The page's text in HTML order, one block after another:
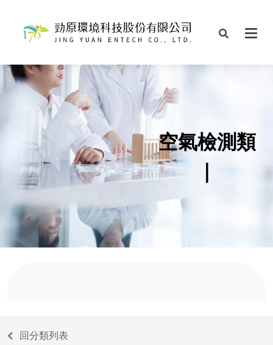
空氣檢測類
|
回分類列表